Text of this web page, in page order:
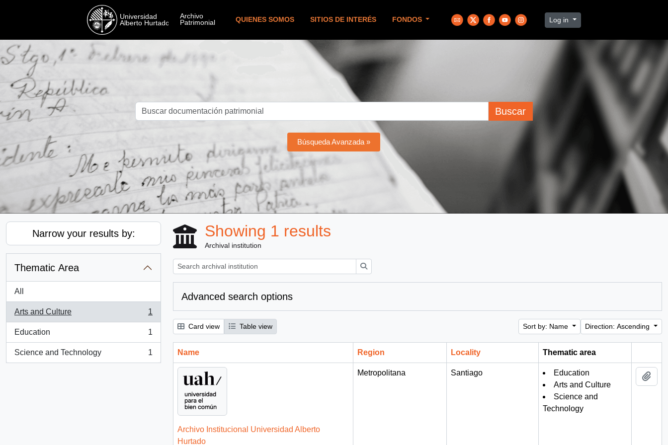
QUIENES SOMOS SITIOS DE INTERÉS FONDOS Log in
Buscar
Búsqueda Avanzada »
Narrow your results by:
Thematic Area
All
Arts and Culture
, 1 results
1
Education
, 1 results
1
Science and Technology
, 1 results
1
Showing 1 results
Archival institution
Advanced search options
Card view Table view Sort by: Name Direction: Ascending
Name Region Locality
Thematic area
Archivo Institucional Universidad Alberto
Hurtado
Metropolitana Santiago
Education
Arts and Culture
Science and
Technology